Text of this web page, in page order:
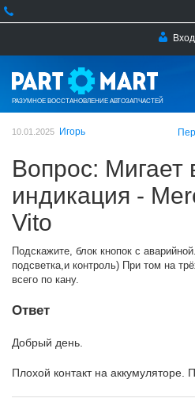
Вход
РАЗУМНОЕ ВОССТАНОВЛЕНИЕ АВТОЗАПЧАСТЕЙ
10.01.2025 Игорь
Вопрос: Мигает
индикация -
Vito
Подскажите, блок кнопок с
подсветка,и контроль) При том на
всего по кану.
Ответ
Добрый день.
Плохой контакт на аккумуляторе.